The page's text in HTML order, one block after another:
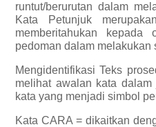
runtut/berurutan dalam
Kata Petunjuk
memberitahukan
pedoman dalam melakukan
Mengidentifikasi Teks
melihat awalan kata
kata yang menjadi simbol
Kata CARA = dikaitkan